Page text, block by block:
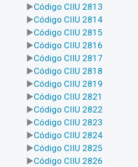
Código CIIU 2813
Código CIIU 2814
Código CIIU 2815
Código CIIU 2816
Código CIIU 2817
Código CIIU 2818
Código CIIU 2819
Código CIIU 2821
Código CIIU 2822
Código CIIU 2823
Código CIIU 2824
Código CIIU 2825
Código CIIU 2826